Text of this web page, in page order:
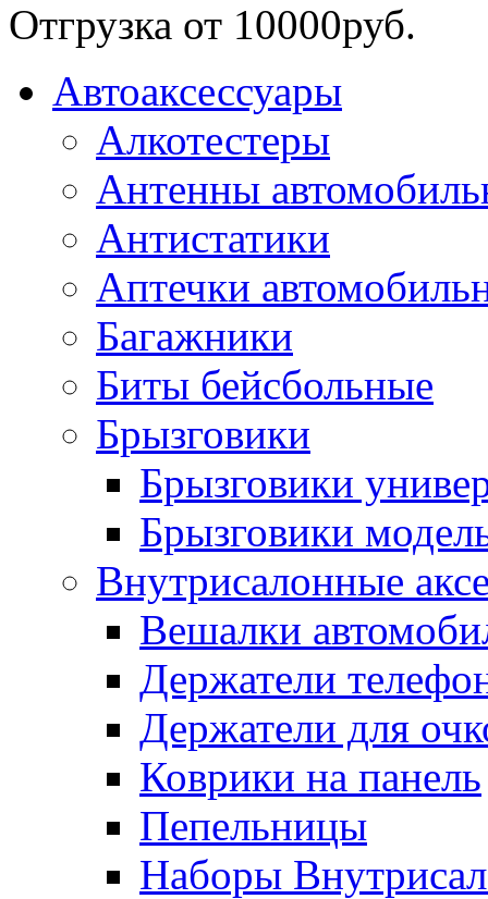
Отгрузка от 10000руб.
Автоаксессуары
Алкотестеры
Антенны
Антистатики
Аптечки
Багажники
Биты бейсбольные
Брызговики
Брызговики
Брызговики
Внутрисалонные
Вешалки
Держатели
Держатели для
Коврики на панель
Пепельницы
Наборы